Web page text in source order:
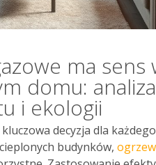
ma sens
domu: analiza
i ekologii
decyzja dla każdego
budynków,